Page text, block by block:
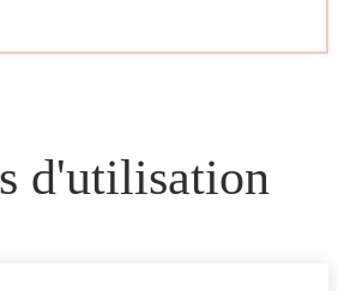
d'utilisation